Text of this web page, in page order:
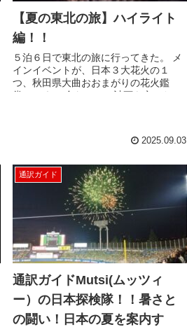
【夏の東北の旅】ハイライト
編！！
５泊６日で東北の旅に行ってきた。 メ
インイベントが、日本３大花火の１
つ、秋田県大曲おおまがりの花火鑑
賞。 これに合わせて、計画を立てた。
2025.09.03
通訳ガイド
通訳ガイドMutsi(ムッツィ
ー）の日本探検隊！！暑さと
の闘い！日本の夏を案内す